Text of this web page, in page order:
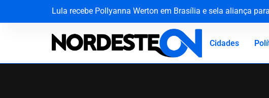
Lula recebe Pollyanna Werton em Brasília e sela aliança
STJ faz história ao cassar cargo de ministro Marco Buzzi
Quando a escola se recusa a ver: a falha de acolhimento
Justiça da Paraíba decide que recoleta de sangue em bebê
Cidades